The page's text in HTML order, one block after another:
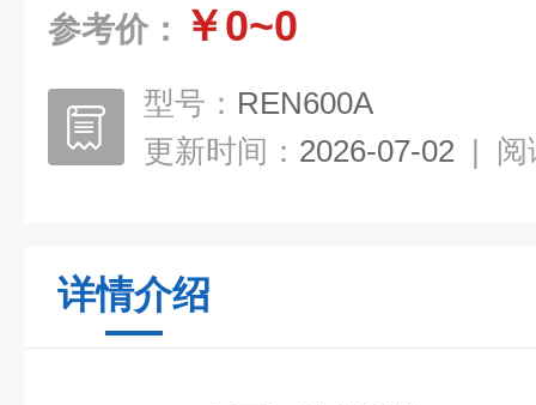
参考价： ￥0~0
型号： REN600A
更新时间： 2026-07-02 | 阅
详情介绍